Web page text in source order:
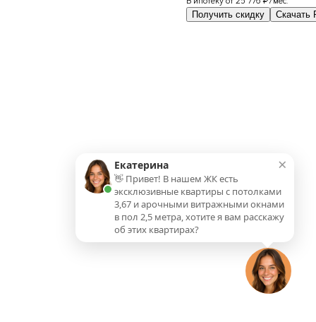
В ипотеку от 25 776 ₽/мес.
Получить скидку Скачать
×
Екатерина
👋 Привет! В нашем ЖК есть
эксклюзивные квартиры с потолками
3,67 и арочными витражными окнами
в пол 2,5 метра, хотите я вам расскажу
об этих квартирах?